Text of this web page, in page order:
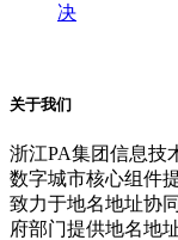
决
关于我们
浙江PA集团信息技
数字城市核心组件
致力于地名地址协
府部门提供地名地